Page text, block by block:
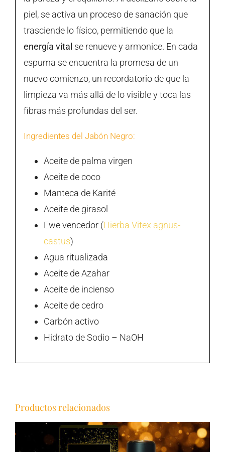
piel, se activa un proceso de sanación que
trasciende lo físico, permitiendo que la
energía vital se renueve y armonice. En cada
espuma se encuentra la promesa de un
nuevo comienzo, un recordatorio de que la
limpieza va más allá de lo visible y toca las
fibras más profundas del ser.
Ingredientes del Jabón Negro:
Aceite de palma virgen
Aceite de coco
Manteca de Karité
Aceite de girasol
Ewe vencedor (Hierba Vitex agnus-
castus)
Agua ritualizada
Aceite de Azahar
Aceite de incienso
Aceite de cedro
Carbón activo
Hidrato de Sodio – NaOH
Productos relacionados